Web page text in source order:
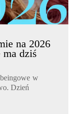
na 2026
dziś
w
Dzień